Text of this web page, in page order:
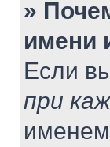
»
имени
Если
при